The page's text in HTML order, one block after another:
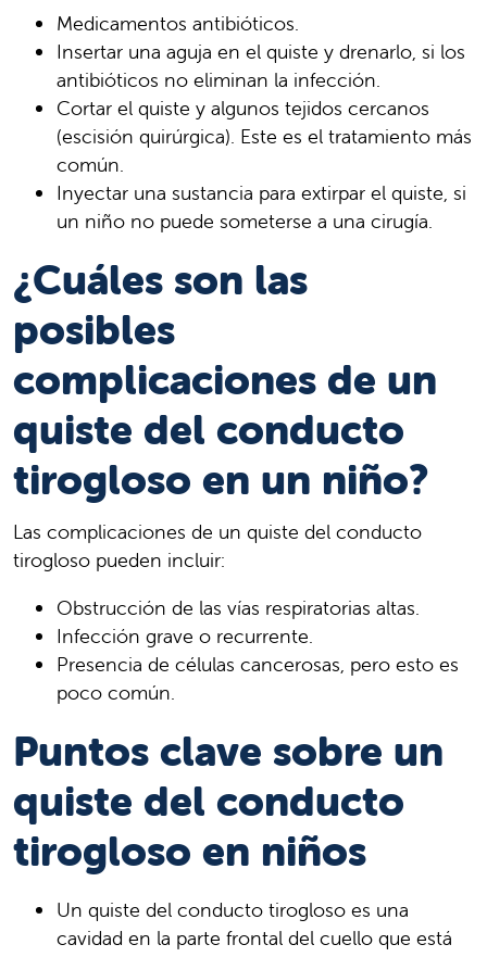
Medicamentos antibióticos.
Insertar una aguja en el quiste y drenarlo, si los
antibióticos no eliminan la infección.
Cortar el quiste y algunos tejidos cercanos
(escisión quirúrgica). Este es el tratamiento más
común.
Inyectar una sustancia para extirpar el quiste, si
un niño no puede someterse a una cirugía.
¿Cuáles son las
posibles
complicaciones de un
quiste del conducto
tirogloso en un niño?
Las complicaciones de un quiste del conducto
tirogloso pueden incluir:
Obstrucción de las vías respiratorias altas.
Infección grave o recurrente.
Presencia de células cancerosas, pero esto es
poco común.
Puntos clave sobre un
quiste del conducto
tirogloso en niños
Un quiste del conducto tirogloso es una
cavidad en la parte frontal del cuello que está